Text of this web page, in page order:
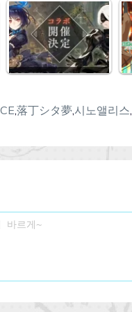
,落丁シタ夢,시노앨리스,